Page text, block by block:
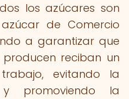
los azúcares son
de Comercio
a garantizar que
reciban un
evitando la
promoviendo la